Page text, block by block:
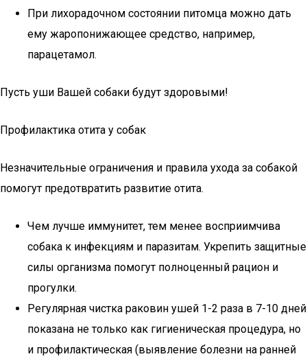
При лихорадочном состоянии питомца можно дать
ему жаропонижающее средство, например,
парацетамол.
Пусть уши Вашей собаки будут здоровыми!
Профилактика отита у собак
Незначительные ограничения и правила ухода за собакой
помогут предотвратить развитие отита.
Чем лучше иммунитет, тем менее восприимчива
собака к инфекциям и паразитам. Укрепить защитные
силы организма помогут полноценный рацион и
прогулки.
Регулярная чистка раковин ушей 1-2 раза в 7-10 дней
показана не только как гигиеническая процедура, но
и профилактическая (выявление болезни на ранней